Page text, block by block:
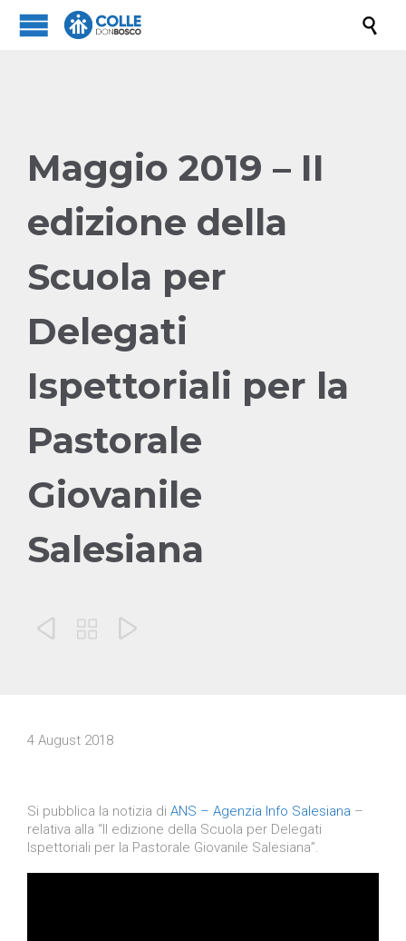

Maggio 2019 – II
edizione della
Scuola per
Delegati
Ispettoriali per la
Pastorale
Giovanile
Salesiana
  
4 August 2018
Si pubblica la notizia di ANS – Agenzia Info Salesiana –
relativa alla “II edizione della Scuola per Delegati
Ispettoriali per la Pastorale Giovanile Salesiana”.